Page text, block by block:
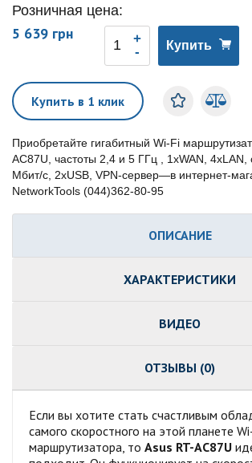
Розничная цена:
5 639 грн
Купить
Купить в 1 клик
Приобретайте гигабитный Wi-Fi
AC87U, частоты 2,4 и 5 ГГц , 1xWAN, 4xLAN,
Мбит/с, 2xUSB, VPN-сервер—в интернет-
NetworkTools (044)362-80-95
ОПИСАНИЕ
ХАРАКТЕРИСТИКИ
ВИДЕО
ОТЗЫВЫ (0)
Если вы хотите стать счастливым
самого скоростного на этой планете
маршрутизатора, то Asus RT-AC87U